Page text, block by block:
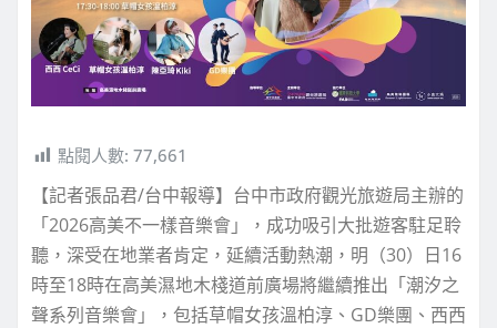
點閱人數: 77,661
【記者張品君/台中報導】台中市政府觀光旅遊局主辦的
「2026高美不一樣音樂會」，成功吸引大批遊客駐足聆
聽，深受在地業者肯定，延續活動熱潮，明（30）日16
時至18時在高美濕地木棧道前廣場將繼續推出「潮汐之
聲系列音樂會」，包括草帽女孩溫柏淳、GD樂團、西西